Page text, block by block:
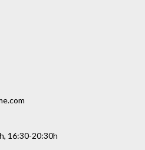
16:30-20:30h